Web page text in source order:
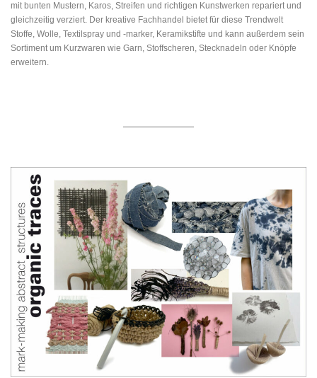
mit bunten Mustern, Karos, Streifen und richtigen Kunstwerken repariert und
gleichzeitig verziert. Der kreative Fachhandel bietet für diese Trendwelt
Stoffe, Wolle, Textilspray und -marker, Keramikstifte und kann außerdem sein
Sortiment um Kurzwaren wie Garn, Stoffscheren, Stecknadeln oder Knöpfe
erweitern.